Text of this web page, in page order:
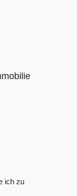
ich zu